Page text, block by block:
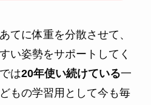
てに体重を分散させて、
い姿勢をサポートしてく
は20年使い続けている一
もの学習用として今も毎